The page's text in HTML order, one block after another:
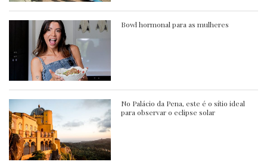
Bowl hormonal para as mulheres
No Palácio da Pena, este é o sítio ideal
para observar o eclipse solar